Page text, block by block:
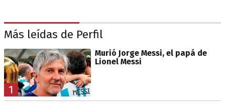
Más leídas de Perfil
1
Murió Jorge Messi, el papá de
Lionel Messi